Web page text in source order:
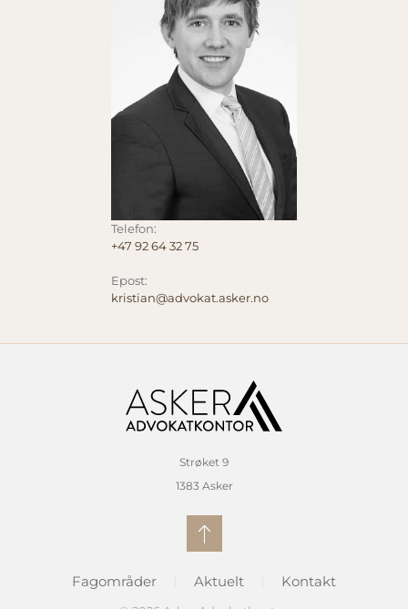
Telefon:
+47 92 64 32 75
Epost:
kristian@advokat.asker.no
Strøket 9
1383 Asker
Fagområder Aktuelt Kontakt